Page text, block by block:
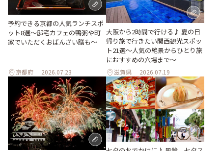
予約できる京都の人気ランチスポ
ット8選～邸宅カフェの鴨粥や町
家でいただくおばんざい膳も～
京都府 2026.07.23
大阪から2時間で行ける♪ 夏の日
帰り旅で行きたい関西観光スポッ
ト21選～人気の絶景からひとり旅
におすすめの穴場まで～
滋賀県 2026.07.19